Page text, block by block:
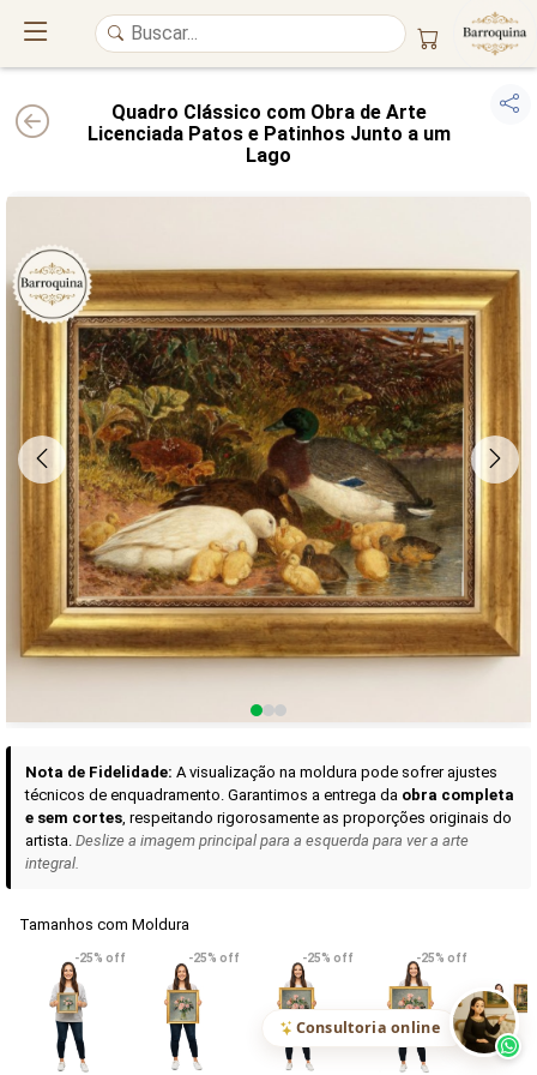
UM ATELIÊ 100% FINE ART
Trazemos a imponência dasmaiores obras de arte do mundopara o
alto padrão da sua casa. Nosso acervo reúne a genialidade degrandes
pintores renomados, resgatandoartes reaise o requinte inconfundível
das obras doséculo XIX. Produção artesanal emCanvas 100% Algodão
molduras emMadeira Maciçae impressão comPigmentação Mineral
QUALIDADE DE MUSEU GARANTIA ETERNA
Curadoria das Campanhas
A seleção de obras-primas apresentadas em nossos vídeos nas redes
sociais, reunidas aqui para sua apreciação.
VER DETALHES
Madona de Loreto
R$ 538,42
Narciso- caravaggio
R$ 365,92
Maria
uma Rosa
R$ 365,92
Consultoria online
Quadro Clássico com Obra de Arte
Licenciada Patos e Patinhos Junto a um
Lago
Nota de Fidelidade: A visualização na moldura pode sofrer ajustes
técnicos de enquadramento. Garantimos a entrega da obra completa
e sem cortes, respeitando rigorosamente as proporções originais do
artista. Deslize a imagem principal para a esquerda para ver a arte
integral.
Tamanhos com Moldura
-25% off -25% off -25% off -25% off